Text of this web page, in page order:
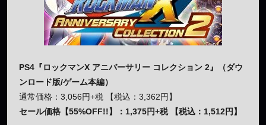
PS4『ロックマンX アニバーサリー コレクション 2』（ダウ
ンロード版/ゲーム本編）
通常価格：3,056円+税 【税込：3,362円】
セール価格【55%OFF!!】：1,375円+税 【税込：1,512円】